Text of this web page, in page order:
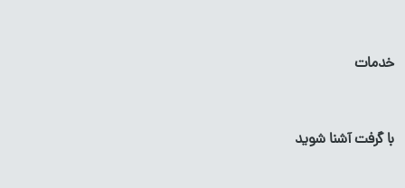
میلگرد
پروفیل آهن
خدمات
با گرفت آشنا شوید